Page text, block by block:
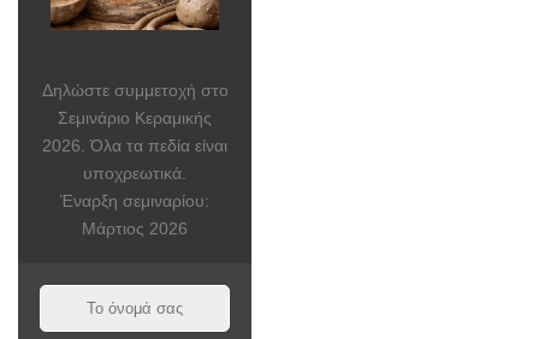
Δηλώστε συμμετοχή στο
Σεμινάριο Κεραμικής
2026. Όλα τα πεδία είναι
υποχρεωτικά.
Έναρξη σεμιναρίου:
Μάρτιος 2026